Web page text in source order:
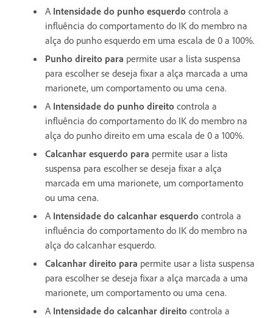
A Intensidade do punho esquerdo controla a
influência do comportamento do IK do membro na
alça do punho esquerdo em uma escala de 0 a 100%.
Punho direito para permite usar a lista suspensa
para escolher se deseja fixar a alça marcada a uma
marionete, um comportamento ou uma cena.
A Intensidade do punho direito controla a
influência do comportamento do IK do membro na
alça do punho direito em uma escala de 0 a 100%.
Calcanhar esquerdo para permite usar a lista
suspensa para escolher se deseja fixar a alça
marcada em uma marionete, um comportamento
ou uma cena.
A Intensidade do calcanhar esquerdo controla a
influência do comportamento do IK do membro na
alça do calcanhar esquerdo.
Calcanhar direito para permite usar a lista suspensa
para escolher se deseja fixar a alça marcada a uma
marionete, um comportamento ou uma cena.
A Intensidade do calcanhar direito controla a